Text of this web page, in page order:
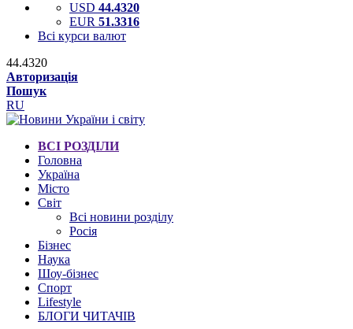
USD 44.4320
EUR 51.3316
Всі курси валют
44.4320
Авторизація
Пошук
RU
ВСІ РОЗДІЛИ
Головна
Україна
Місто
Світ
Всі новини розділу
Росія
Бізнес
Наука
Шоу-бізнес
Спорт
Lifestyle
БЛОГИ ЧИТАЧІВ